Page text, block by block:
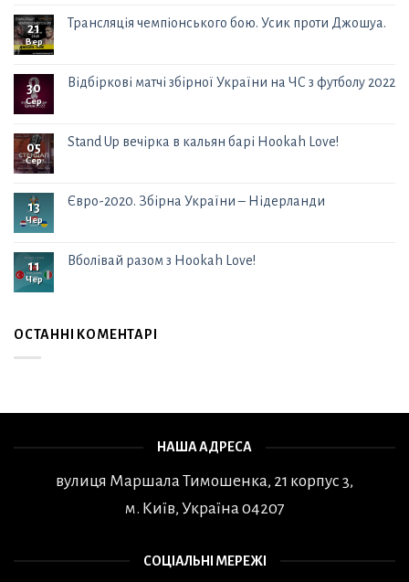
21
Вер
Трансляція чемпіонського бою. Усик проти Джошуа.
30
Сер
Відбіркові матчі збірної України на ЧС з футболу 2022
05
Сер
Stand Up вечірка в кальян барі Hookah Love!
13
Чер
Євро-2020. Збірна України – Нідерланди
11
Чер
Вболівай разом з Hookah Love!
ОСТАННІ КОМЕНТАРІ
НАША АДРЕСА
вулиця Маршала Тимошенка, 21 корпус 3,
м. Київ, Україна 04207
СОЦІАЛЬНІ МЕРЕЖІ